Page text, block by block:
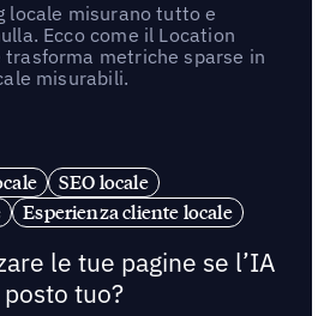
locale misurano tutto e
Ecco come il Location
trasforma metriche sparse in
misurabili.
SEO locale
Esperienza cliente locale
le tue pagine se l’IA
tuo?